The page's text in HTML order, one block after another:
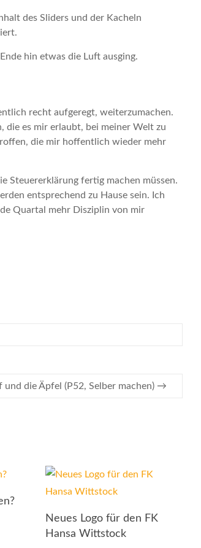
des Sliders und der Kacheln
hin etwas die Luft ausging.
recht aufgeregt, weiterzumachen.
die es mir erlaubt, bei meiner Welt zu
die mir hoffentlich wieder mehr
Steuererklärung fertig machen müssen.
entsprechend zu Hause sein. Ich
Quartal mehr Disziplin von mir
und die Äpfel (P52, Selber machen) →
Neues Logo für den FK
Hansa Wittstock